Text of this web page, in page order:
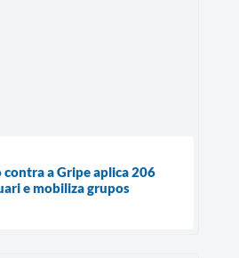
contra a Gripe aplica 206
e mobiliza grupos